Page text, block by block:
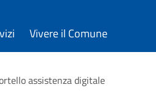
Vivere il Comune
assistenza digitale